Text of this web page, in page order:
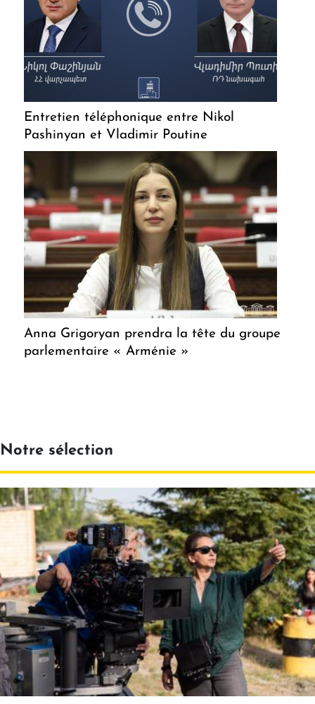
Entretien téléphonique entre Nikol
Pashinyan et Vladimir Poutine
Anna Grigoryan prendra la tête du groupe
parlementaire « Arménie »
Notre sélection